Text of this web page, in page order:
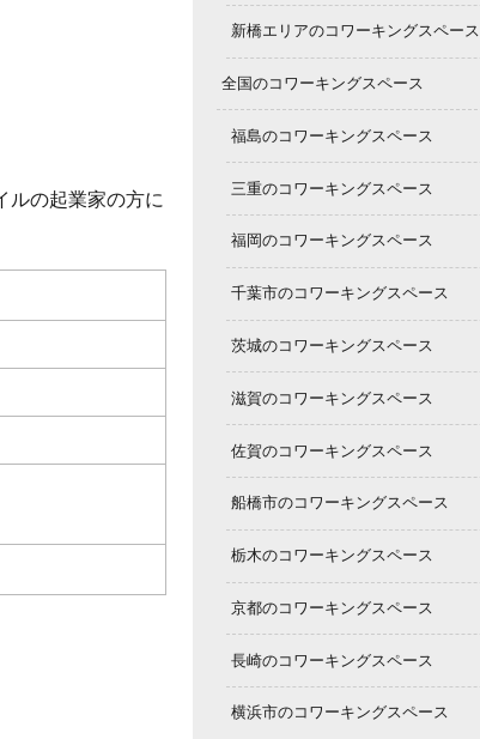
ルの起業家の方に
新橋エリアのコワーキングスペース
全国のコワーキングスペース
福島のコワーキングスペース
三重のコワーキングスペース
福岡のコワーキングスペース
千葉市のコワーキングスペース
茨城のコワーキングスペース
滋賀のコワーキングスペース
佐賀のコワーキングスペース
船橋市のコワーキングスペース
栃木のコワーキングスペース
京都のコワーキングスペース
長崎のコワーキングスペース
横浜市のコワーキングスペース